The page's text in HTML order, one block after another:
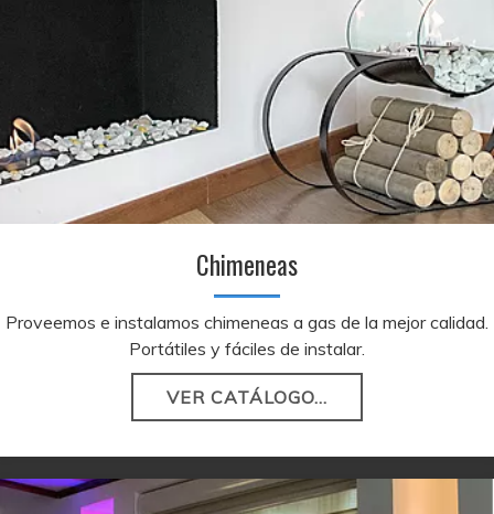
Chimeneas
Proveemos e instalamos chimeneas a gas de la mejor calidad.
Portátiles y fáciles de instalar.
VER CATÁLOGO...